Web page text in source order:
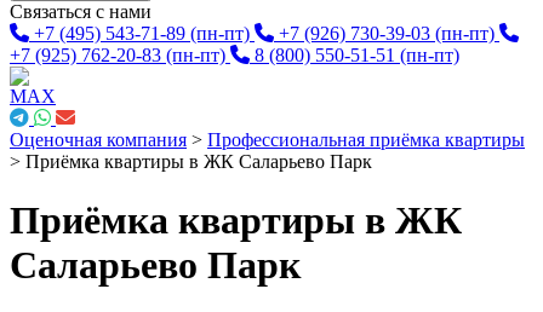
Связаться с нами
+7 (495) 543-71-89 (пн-пт) +7 (926) 730-39-03 (пн-пт)
+7 (925) 762-20-83 (пн-пт) 8 (800) 550-51-51 (пн-пт)
Оценочная компания > Профессиональная приёмка квартиры
> Приёмка квартиры в ЖК Саларьево Парк
Приёмка квартиры в ЖК
Саларьево Парк